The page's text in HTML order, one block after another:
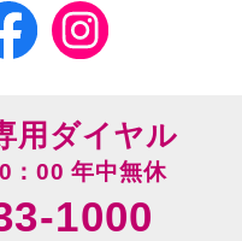
用ダイヤル
：00 年中無休
1000